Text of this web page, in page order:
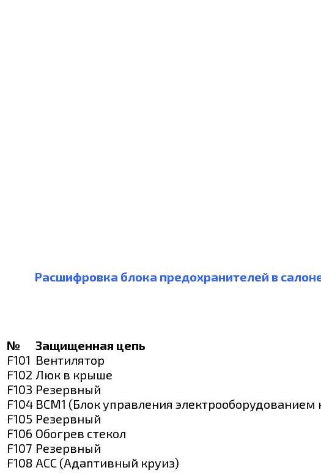
Расшифровка блока предохранителей в
№ Защищенная цепь
F101 Вентилятор
F102 Люк в крыше
F103 Резервный
F104 BCM1 (Блок управления электрооборудованием
F105 Резервный
F106 Обогрев стекол
F107 Резервный
F108 ACC (Адаптивный круиз)